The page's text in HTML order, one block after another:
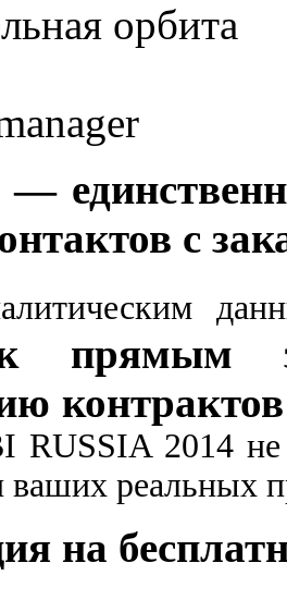
орбита
с
прямым
RUSSIA 2014
ваших реальных
на